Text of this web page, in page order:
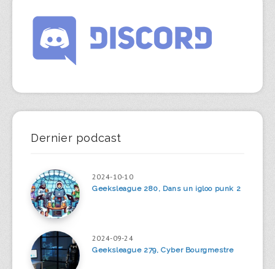
Dernier podcast
2024-10-10
Geeksleague 280, Dans un igloo punk 2
2024-09-24
Geeksleague 279, Cyber Bourgmestre